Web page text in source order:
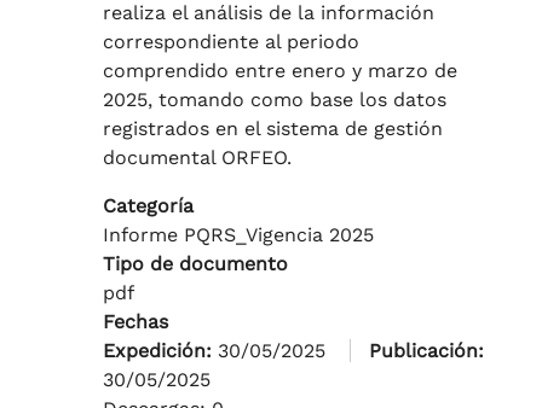
realiza el análisis de la información
correspondiente al periodo
comprendido entre enero y marzo de
2025, tomando como base los datos
registrados en el sistema de gestión
documental ORFEO.
Categoría
Informe PQRS_Vigencia 2025
Tipo de documento
pdf
Fechas
Expedición: 30/05/2025
Publicación:
30/05/2025